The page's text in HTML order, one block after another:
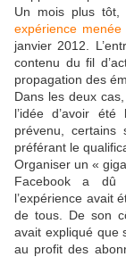
Un mois plus tôt,
expérience menée
janvier 2012.
contenu du fil
propagation des
Dans les deux
l’idée d’avoir
prévenu, certains
préférant le
Organiser un «
Facebook a dû
l’expérience avait
de tous. De son
avait expliqué que
au profit des